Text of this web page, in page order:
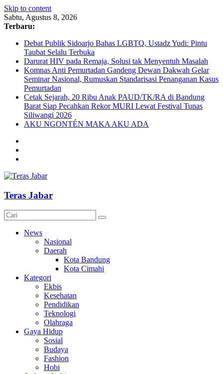
Skip to content
Sabtu, Agustus 8, 2026
Terbaru:
Debat Publik Sidoarjo Bahas LGBTQ, Ustadz Yudi: Pintu
Taubat Selalu Terbuka
Darurat HIV pada Remaja, Solusi tak Menyentuh Masalah
Komnas Anti Pemurtadan Gandeng Dewan Dakwah Gelar
Seminar Nasional, Rumuskan Standarisasi Penanganan Kasus
Pemurtadan
Cetak Sejarah, 20 Ribu Anak PAUD/TK/RA di Bandung
Barat Siap Pecahkan Rekor MURI Lewat Festival Tunas
Siliwangi 2026
AKU NGONTÉN MAKA AKU ADA
Teras Jabar
News
Nasional
Daerah
Kota Bandung
Kota Cimahi
Kategori
Ekbis
Kesehatan
Pendidikan
Teknologi
Olahraga
Gaya Hidup
Sosial
Budaya
Fashion
Hobi